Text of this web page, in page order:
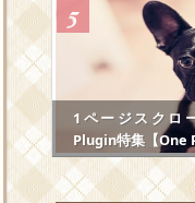
1ページスクロ
Plugin特集【One